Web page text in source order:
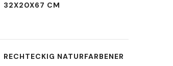
32X20X67 CM
RECHTECKIG NATURFARBENER